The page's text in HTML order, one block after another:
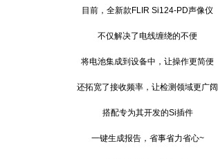
目前，全新款FLIR Si124-PD声像仪
不仅解决了电线缠绕的不便
将电池集成到设备中，让操作更简便
还拓宽了接收频率，让检测领域更广阔
搭配专为其开发的Si插件
一键生成报告，省事省力省心~